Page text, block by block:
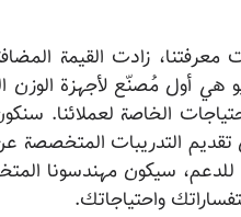
معرفتنا، زادت القيمة
هي أول مُصنّع لأجهزة الوزن
الخاصة
التدريبات المتخصصة
واحتياجاتك.